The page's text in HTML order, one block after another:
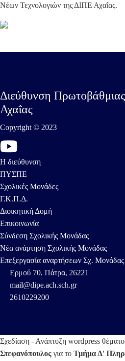
Νέων Τεχνολογιών της ΔΙΠΕ Αχαΐας.
Διεύθυνση
Αχαΐας
Copyright © 2023
Η διεύθυνση
ΠΥΣΠΕ
Σχολικές Μονάδες
Γ.Κ.Π.Δ.
Διοικητική Δομή
Επικοινωνία
Σύνδεση Σχολικής Μονάδας
Νέα ανάρτηση Σχολικής Μονάδας
Επεξεργασία αναρτήσεων Σχ. Μονάδας
Ερμού 70, Πάτρα, 26221
mail@dipe.ach.sch.gr
2610229200
Σχεδίαση - Ανάπτυξη wordpress
Στεφανόπουλος για το Τμήμα Δ'